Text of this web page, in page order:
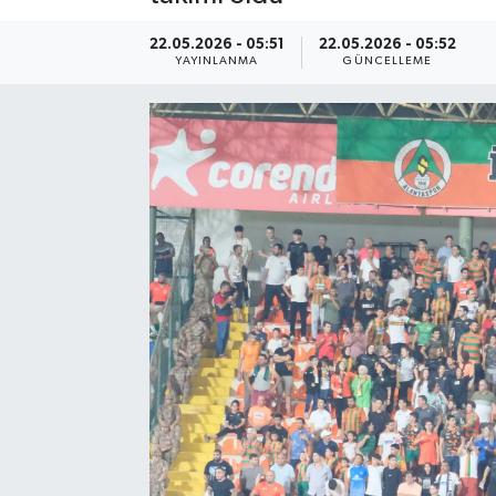
22.05.2026 - 05:51
YAYINLANMA
22.05.2026 - 05:52
GÜNCELLEME